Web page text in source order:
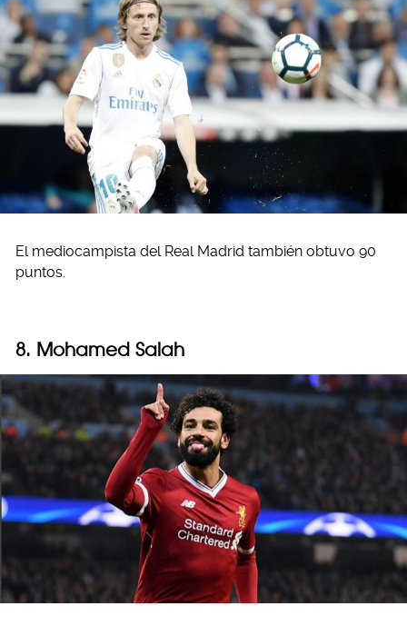
El mediocampista del Real Madrid también obtuvo 90
puntos.
8. Mohamed Salah